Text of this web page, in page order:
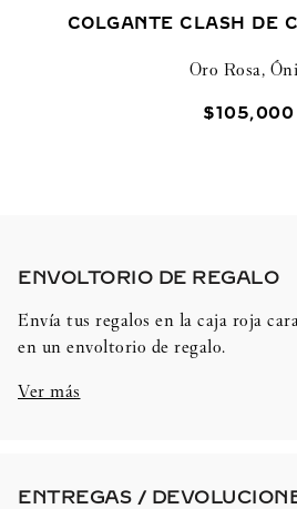
COLGANTE CLASH DE
Oro Rosa,
$105,000
ENVOLTORIO DE REGALO​
Envía tus regalos en la caja roja
en un envoltorio de regalo.
Ver más
ENTREGAS /